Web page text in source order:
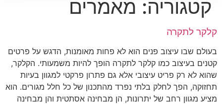
קטגוריה: מאמרים
קלקר לתקרה
בעולם שבו עיצוב פנים הוא לא פחות מאומנות, הדגש על פרטים
קטנים בעיצוב כמו קלקר לתקרה הופך להיות משמעותי. הקלקר,
שהוא לא רק פריט עיצובי אלא גם פתרון פרקטי למגוון בעיות
תחזוקה, הפך לחלק בלתי נפרד מהתכנון של כל חלל מגורים. הוא
מציע מגוון רחב של יתרונות, הן מבחינה אסתטית והן מבחינה